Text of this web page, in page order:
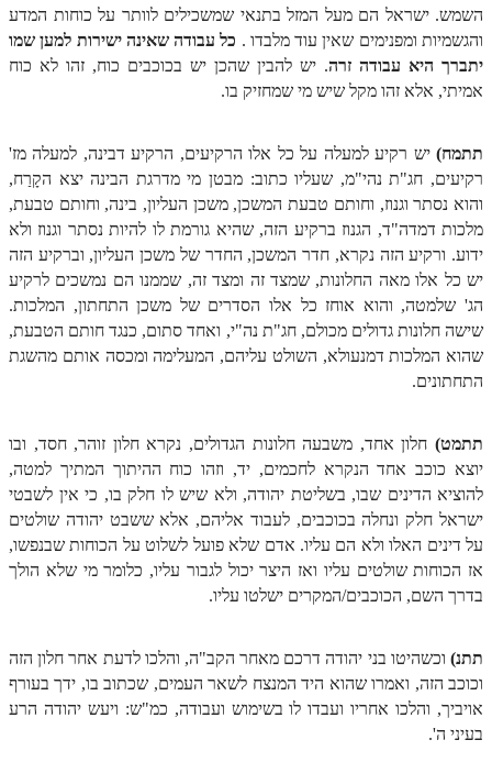
הזוהר הקדוש פרשת בהר – מתקדמים
זוהר בחוקותי למתחילים
זוהר הקדוש בחוקותי למתקדמים
זוהר במדבר מתחילים
זוהר במדבר מתקדמים
זוהר נשא למתחילים
זוהר נשא למתקדמים
זוהר בהעלותך למתחילים
זוהר בהעלותך למתקדמים
זוהר שלח לך למתקדמים
זוהר קורח למתקדמים
חוקת למתחילים
זוהר בלק למתחילים
זוהר בלק למתקדמים
השמש. ישראל הם מעל המזל בתנאי שמשכילים לוותר על כוחות המדע
והגשמיות ומפנימים שאין עוד מלבדו . כל עבודה שאינה ישירות למען שמו
יתברך היא עבודה זרה. יש להבין שהכן יש בכוכבים כוח, זהו לא כוח
אמיתי, אלא זהו מקל שיש מי שמחזיק בו.
תתמח)יש רקיע למעלה על כל אלו הרקיעים, הרקיע דבינה, למעלה מז'
רקיעים, חג"ת נהי"מ, שעליו כתוב: מבטן מי מדרגת הבינה יצא הקָרַח,
והוא נסתר וגנוז, וחותם טבעת המשכן, משכן העליון, בינה, וחותם טבעת,
מלכות דמדה"ד, הגנוז ברקיע הזה, שהיא גורמת לו להיות נסתר וגנוז ולא
ידוע. ורקיע הזה נקרא, חדר המשכן, החדר של משכן העליון, וברקיע הזה
יש כל אלו מאה החלונות, שמצד זה ומצד זה, שממנו הם נמשכים לרקיע
הג' שלמטה, והוא אוחז כל אלו הסדרים של משכן התחתון, המלכות.
שישה חלונות גדולים מכולם, חג"ת נה"י, ואחד סתום, כנגד חותם הטבעת,
שהוא המלכות דמנעולא, השולט עליהם, המעלימה ומכסה אותם מהשגת
התחתונים.
תתמט) חלון אחד, משבעה חלונות הגדולים, נקרא חלון זוהר, חסד, ובו
יוצא כוכב אחד הנקרא לחכמים, יד, וזהו כוח ההיתוך המתיך למטה,
להוציא הדינים שבו, בשליטת יהודה, ולא שיש לו חלק בו, כי אין לשבטי
ישראל חלק ונחלה בכוכבים, לעבוד אליהם, אלא ששבט יהודה שולטים
על דינים האלו ולא הם עליו. אדם שלא פועל לשלוט על הכוחות שבנפשו,
אז הכוחות שולטים עליו ואז היצר יכול לגבור עליו, כלומר מי שלא הולך
בדרך השם, הכוכבים/המקרים ישלטו עליו.
תתנ) וכשהיטו בני יהודה דרכם מאחר הקב"ה, והלכו לדעת אחר חלון הזה
וכוכב הזה, ואמרו שהוא היד המנצח לשאר העמים, שכתוב בו, ידך בעורף
אויביך, והלכו אחריו ועבדו לו בשימוש ועבודה, כמ"ש: ויעש יהודה הרע
בעיני ה'.